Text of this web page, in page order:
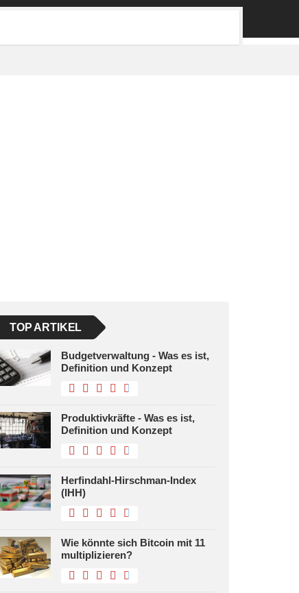
TOP ARTIKEL
Budgetverwaltung - Was es ist,
Definition und Konzept
Produktivkräfte - Was es ist,
Definition und Konzept
Herfindahl-Hirschman-Index
(IHH)
Wie könnte sich Bitcoin mit 11
multiplizieren?